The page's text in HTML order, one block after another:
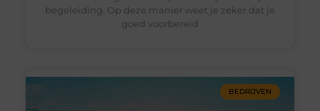
begeleiding. Op deze manier weet je zeker dat je
goed voorbereid
BEDRIJVEN